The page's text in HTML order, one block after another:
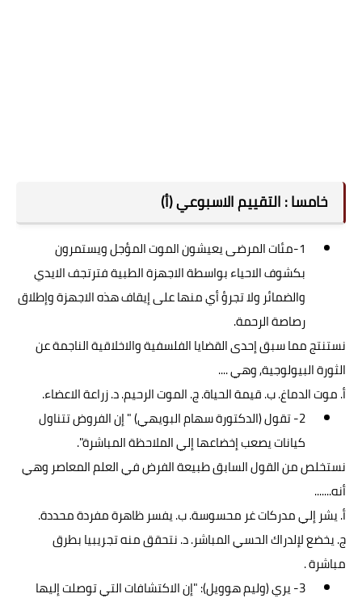
خامسا : التقييم الاسبوعي (أ)
1-مئات المرضى يعيشون الموت المؤجل ويستمرون
بكشوف الاحياء بواسطة الاجهزة الطبية فترتجف الايدي
والضمائر ولا تجرؤ أي منها على إيقاف هذه الاجهزة وإطلاق
رصاصة الرحمة.
نستنتج مما سبق إحدى القضايا الفلسفية والاخلاقية الناجمة عن
الثورة البيولوجية, وهي ....
أ. موت الدماغ. ب. قيمة الحياة. ج. الموت الرحيم. د. زراعة الاعضاء.
2- تقول (الدكتورة سهام البويهي) " إن الفروض تتناول
كيانات يصعب إخضاعها إلي الملاحظة المباشرة".
نستخلص من القول السابق طبيعة الفرض في العلم المعاصر وهي
أنه.......
أ. يشر إلي مدركات غر محسوسة. ب. يفسر ظاهرة مفردة محددة.
ج. يخضع لإلدراك الحسي المباشر. د. نتحقق منه تجريبيا بطرق
مباشرة .
3- يري (وليم هوويل): "إن الاكتشافات التي توصلت إليها